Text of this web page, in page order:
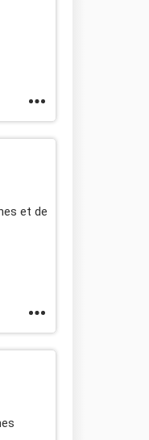
et de